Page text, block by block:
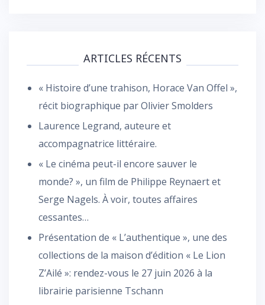
ARTICLES RÉCENTS
« Histoire d’une trahison, Horace Van Offel »,
récit biographique par Olivier Smolders
Laurence Legrand, auteure et
accompagnatrice littéraire.
« Le cinéma peut-il encore sauver le
monde? », un film de Philippe Reynaert et
Serge Nagels. À voir, toutes affaires
cessantes…
Présentation de « L’authentique », une des
collections de la maison d’édition « Le Lion
Z’Ailé »: rendez-vous le 27 juin 2026 à la
librairie parisienne Tschann